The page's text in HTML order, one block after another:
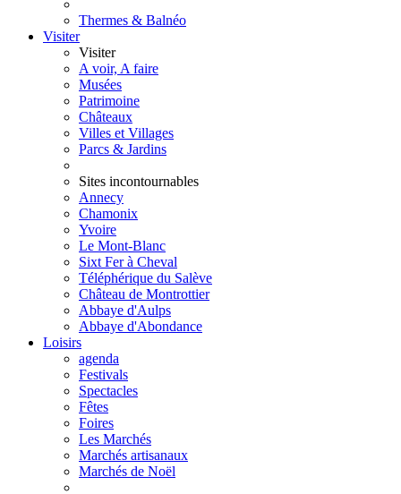
Thermes & Balnéo
Visiter
Visiter
A voir, A faire
Musées
Patrimoine
Châteaux
Villes et Villages
Parcs & Jardins
Sites incontournables
Annecy
Chamonix
Yvoire
Le Mont-Blanc
Sixt Fer à Cheval
Téléphérique du Salève
Château de Montrottier
Abbaye d'Aulps
Abbaye d'Abondance
Loisirs
agenda
Festivals
Spectacles
Fêtes
Foires
Les Marchés
Marchés artisanaux
Marchés de Noël